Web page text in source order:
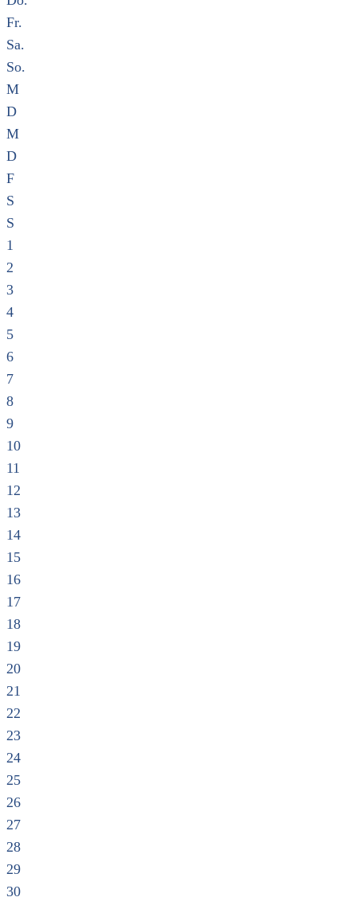
Fr.
Sa.
So.
M
D
M
D
F
S
S
1
2
3
4
5
6
7
8
9
10
11
12
13
14
15
16
17
18
19
20
21
22
23
24
25
26
27
28
29
30